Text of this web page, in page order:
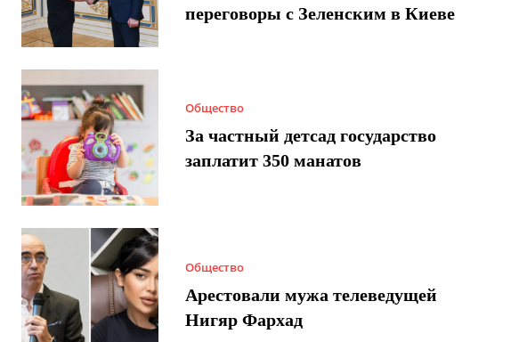
переговоры с Зеленским в Киеве
Общество
За частный детсад государство
заплатит 350 манатов
Общество
Арестовали мужа телеведущей
Нигяр Фархад